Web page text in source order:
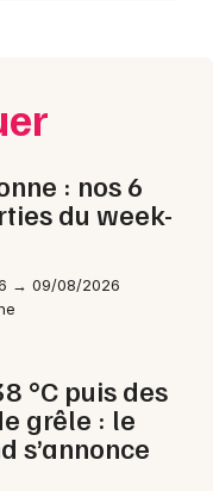
l' Aude
: nos 6
du week-
→ 09/08/2026
°C puis des
grêle : le
s’annonce